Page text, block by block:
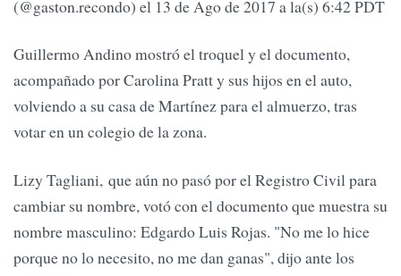
(@gaston.recondo) el 13 de Ago de 2017 a la(s) 6:42 PDT
Guillermo Andino mostró el troquel y el documento,
acompañado por Carolina Pratt y sus hijos en el auto,
volviendo a su casa de Martínez para el almuerzo, tras
votar en un colegio de la zona.
Lizy Tagliani, que aún no pasó por el Registro Civil para
cambiar su nombre, votó con el documento que muestra su
nombre masculino: Edgardo Luis Rojas. "No me lo hice
porque no lo necesito, no me dan ganas", dijo ante los